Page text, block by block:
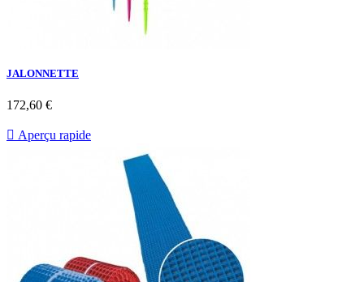
JALONNETTE
Prix
172,60 €
 Aperçu rapide